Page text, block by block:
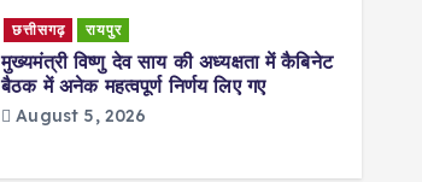
छत्तीसगढ़ रायपुर
मुख्यमंत्री विष्णु देव साय की अध्यक्षता में कैबिनेट
बैठक में अनेक महत्वपूर्ण निर्णय लिए गए
August 5, 2026